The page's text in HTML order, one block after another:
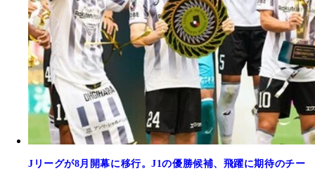
Jリーグが8月開幕に移行。J1の優勝候補、飛躍に期待のチー